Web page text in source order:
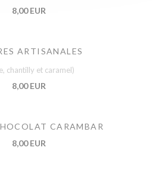
8,00 EUR
ARTISANALES
chantilly et caramel)
8,00 EUR
CARAMBAR
8,00 EUR